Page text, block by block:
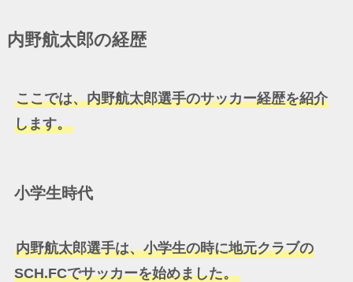
内野航太郎の経歴
ここでは、内野航太郎選手のサッカー経歴を紹介
します。
小学生時代
内野航太郎選手は、小学生の時に地元クラブの
SCH.FCでサッカーを始めました。